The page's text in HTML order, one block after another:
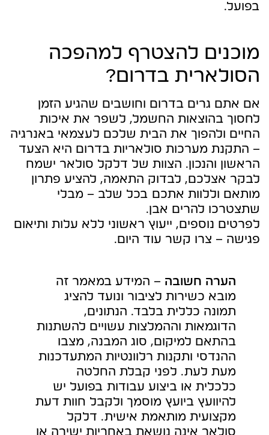
בפועל.
מוכנים להצטרף למהפכה
הסולארית בדרום?
אם אתם גרים בדרום וחושבים שהגיע הזמן
לחסוך בהוצאות החשמל, לשפר את איכות
החיים ולהפוך את הבית שלכם לעצמאי באנרגיה
– התקנת מערכות סולאריות בדרום היא הצעד
הראשון והנכון. הצוות של דלקל סולאר ישמח
לבקר אצלכם, לבדוק התאמה, להציע פתרון
מותאם וללוות אתכם בכל שלב – מבלי
שתצטרכו להרים אבן.
לפרטים נוספים, ייעוץ ראשוני ללא עלות ותיאום
פגישה – צרו קשר עוד היום.
הערה חשובה – המידע במאמר זה
מובא כשירות לציבור ונועד להציג
תמונה כללית בלבד. הנתונים,
הדוגמאות וההמלצות עשויים להשתנות
בהתאם למיקום, סוג המבנה, מצבו
ההנדסי ותקנות רלוונטיות המתעדכנות
מעת לעת. לפני קבלת החלטה
כלכלית או ביצוע עבודות בפועל יש
להיוועץ ביועץ מוסמך ולקבל חוות דעת
מקצועית מותאמת אישית. דלקל
סולאר אינה נושאת באחריות ישירה או